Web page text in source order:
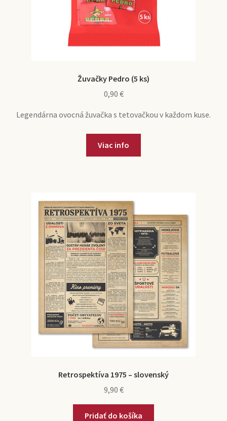
Žuvačky Pedro (5 ks)
0,90 €
Legendárna ovocná žuvačka s tetovačkou v každom kuse.
Viac info
Retrospektíva 1975 – slovenský
9,90 €
Pridať do košíka